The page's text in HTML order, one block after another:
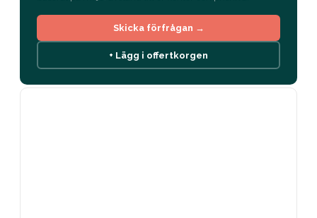
Skicka förfrågan →
+ Lägg i offertkorgen